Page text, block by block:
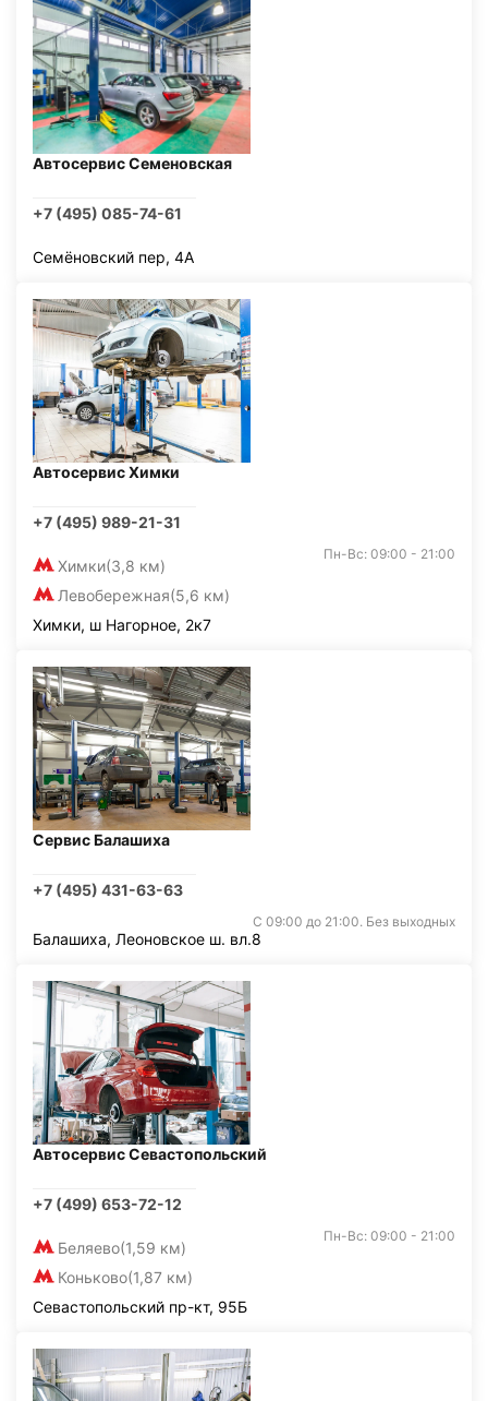
Автосервис Семеновская
+7 (495) 085-74-61
Семёновский пер, 4А
Автосервис Химки
+7 (495) 989-21-31
Химки(3,8 км)
Левобережная(5,6 км)
Пн-Вс: 09:00 - 21:00
Химки, ш Нагорное, 2к7
Сервис Балашиха
+7 (495) 431-63-63
С 09:00 до 21:00. Без выходных
Балашиха, Леоновское ш. вл.8
Автосервис Севастопольский
+7 (499) 653-72-12
Беляево(1,59 км)
Коньково(1,87 км)
Пн-Вс: 09:00 - 21:00
Севастопольский пр-кт, 95Б